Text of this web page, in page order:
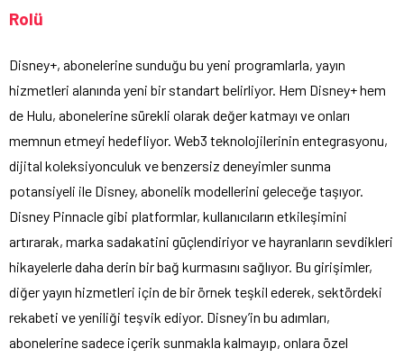
Rolü
Disney+, abonelerine sunduğu bu yeni programlarla, yayın
hizmetleri alanında yeni bir standart belirliyor. Hem Disney+ hem
de Hulu, abonelerine sürekli olarak değer katmayı ve onları
memnun etmeyi hedefliyor. Web3 teknolojilerinin entegrasyonu,
dijital koleksiyonculuk ve benzersiz deneyimler sunma
potansiyeli ile Disney, abonelik modellerini geleceğe taşıyor.
Disney Pinnacle gibi platformlar, kullanıcıların etkileşimini
artırarak, marka sadakatini güçlendiriyor ve hayranların sevdikleri
hikayelerle daha derin bir bağ kurmasını sağlıyor. Bu girişimler,
diğer yayın hizmetleri için de bir örnek teşkil ederek, sektördeki
rekabeti ve yeniliği teşvik ediyor. Disney’in bu adımları,
abonelerine sadece içerik sunmakla kalmayıp, onlara özel